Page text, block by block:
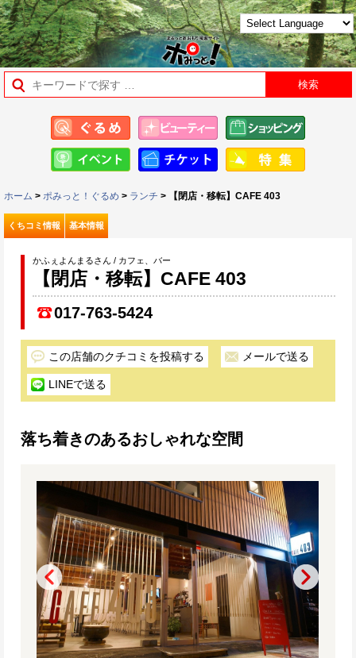
ホーム > ポみっと！ぐるめ > ランチ > 【閉店・移転】CAFE 403
くちコミ情報 基本情報
かふぇよんまるさん / カフェ、バー
【閉店・移転】CAFE 403
017-763-5424
この店舗のクチコミを投稿する メールで送る
LINEで送る
落ち着きのあるおしゃれな空間